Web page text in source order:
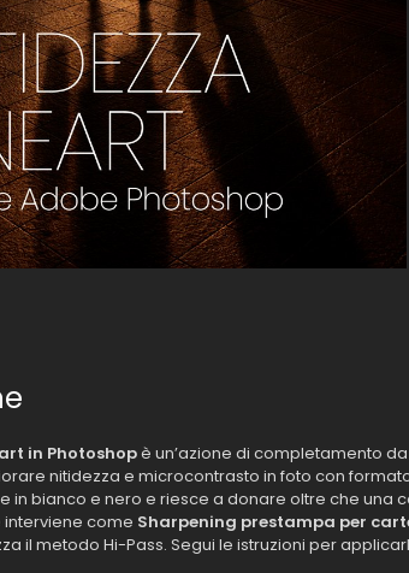
in Photoshopè un’azione di completamento
nitidezza e microcontrasto in foto con
in bianco e nero e riesce a donare oltre che
interviene come Sharpening prestampa per
il metodo Hi-Pass. Segui le istruzioni per